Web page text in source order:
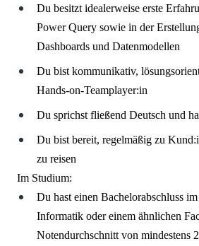
Du besitzt idealerweise erste
Power Query sowie in der
Dashboards und Datenmodellen
Du bist kommunikativ,
Hands-on-Teamplayer:in
Du sprichst fließend Deutsch und
Du bist bereit, regelmäßig zu
zu reisen
Im Studium:
Du hast einen Bachelorabschluss
Informatik oder einem ähnlichen
Notendurchschnitt von